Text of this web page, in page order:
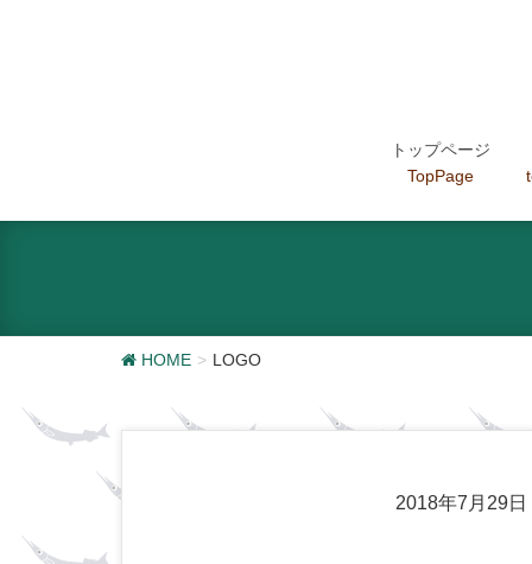
トップページ
TopPage
HOME LOGO
2018年7月29日